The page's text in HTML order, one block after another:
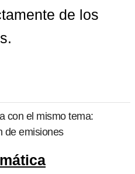
de los
con el mismo tema:
de emisiones